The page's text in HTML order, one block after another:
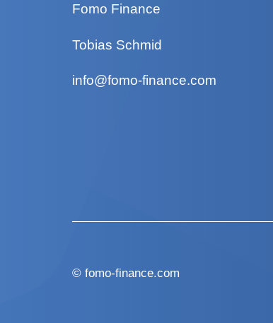
Fomo Finance
Tobias Schmid
info@fomo-finance.com
© fomo-finance.com